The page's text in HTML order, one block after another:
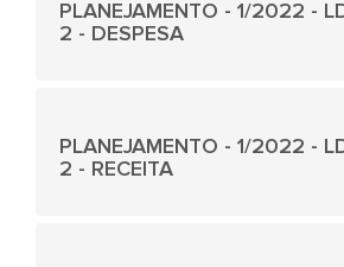
PLANEJAMENTO - 1/2022 -
2 - DESPESA
PLANEJAMENTO - 1/2022 -
2 - RECEITA